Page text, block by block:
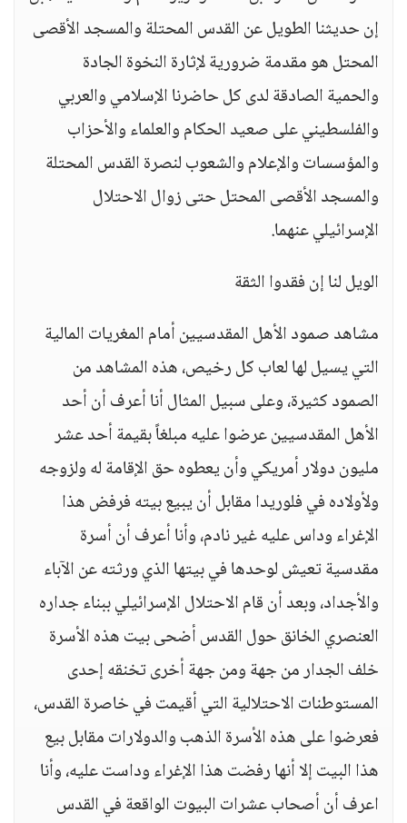
إن حديثنا الطويل عن القدس المحتلة والمسجد الأقصى
المحتل هو مقدمة ضرورية لإثارة النخوة الجادة
والحمية الصادقة لدى كل حاضرنا الإسلامي والعربي
والفلسطيني على صعيد الحكام والعلماء والأحزاب
والمؤسسات والإعلام والشعوب لنصرة القدس المحتلة
والمسجد الأقصى المحتل حتى زوال الاحتلال
الإسرائيلي عنهما.
الويل لنا إن فقدوا الثقة
مشاهد صمود الأهل المقدسيين أمام المغريات المالية
التي يسيل لها لعاب كل رخيص، هذه المشاهد من
الصمود كثيرة، وعلى سبيل المثال أنا أعرف أن أحد
الأهل المقدسيين عرضوا عليه مبلغاً بقيمة أحد عشر
مليون دولار أمريكي وأن يعطوه حق الإقامة له ولزوجه
ولأولاده في فلوريدا مقابل أن يبيع بيته فرفض هذا
الإغراء وداس عليه غير نادم، وأنا أعرف أن أسرة
مقدسية تعيش لوحدها في بيتها الذي ورثته عن الآباء
والأجداد، وبعد أن قام الاحتلال الإسرائيلي ببناء جداره
العنصري الخانق حول القدس أضحى بيت هذه الأسرة
خلف الجدار من جهة ومن جهة أخرى تخنقه إحدى
المستوطنات الاحتلالية التي أقيمت في خاصرة القدس،
فعرضوا على هذه الأسرة الذهب والدولارات مقابل بيع
هذا البيت إلا أنها رفضت هذا الإغراء وداست عليه، وأنا
اعرف أن أصحاب عشرات البيوت الواقعة في القدس